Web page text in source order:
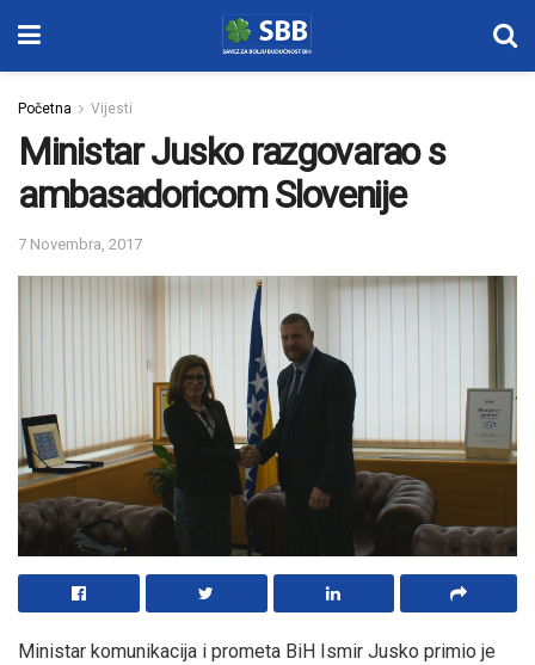
Početna Vijesti
Ministar Jusko razgovarao s
ambasadoricom Slovenije
7 Novembra, 2017
Ministar komunikacija i prometa BiH Ismir Jusko primio je